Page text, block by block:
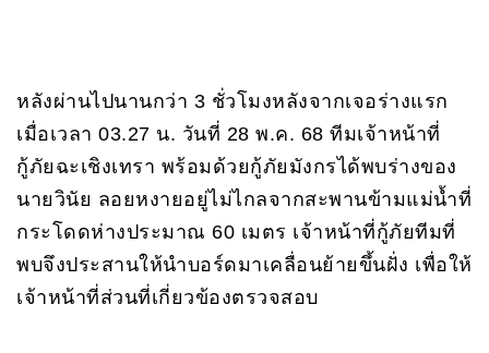
หลังผ่านไปนานกว่า 3 ชั่วโมงหลังจากเจอร่างแรก
เมื่อเวลา 03.27 น. วันที่ 28 พ.ค. 68 ทีมเจ้าหน้าที่
กู้ภัยฉะเชิงเทรา พร้อมด้วยกู้ภัยมังกรได้พบร่างของ
นายวินัย ลอยหงายอยู่ไม่ไกลจากสะพานข้ามแม่น้ำที่
กระโดดห่างประมาณ 60 เมตร เจ้าหน้าที่กู้ภัยทีมที่
พบจึงประสานให้นำบอร์ดมาเคลื่อนย้ายขึ้นฝั่ง เพื่อให้
เจ้าหน้าที่ส่วนที่เกี่ยวข้องตรวจสอบ